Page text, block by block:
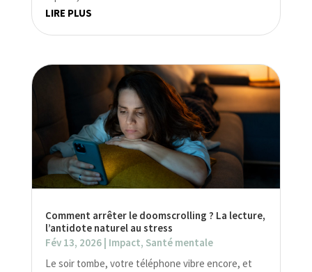
LIRE PLUS
Comment arrêter le doomscrolling ? La lecture,
l’antidote naturel au stress
Fév 13, 2026| Impact, Santé mentale
Le soir tombe, votre téléphone vibre encore, et